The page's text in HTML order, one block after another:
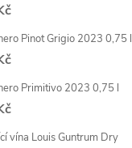
Pinot Grigio 2023 0,75 l
Primitivo 2023 0,75 l
vína Louis Guntrum Dry